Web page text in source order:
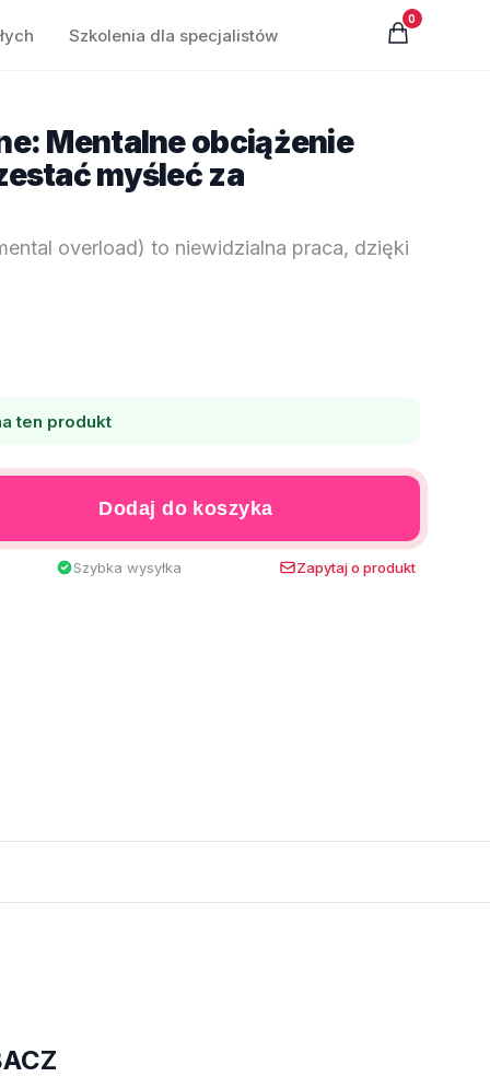
Szkolenia dla specjalistów
0
Mentalne obciążenie
myśleć za
overload) to niewidzialna praca, dzięki
ten produkt
Dodaj do koszyka
Szybka wysyłka Zapytaj o produkt